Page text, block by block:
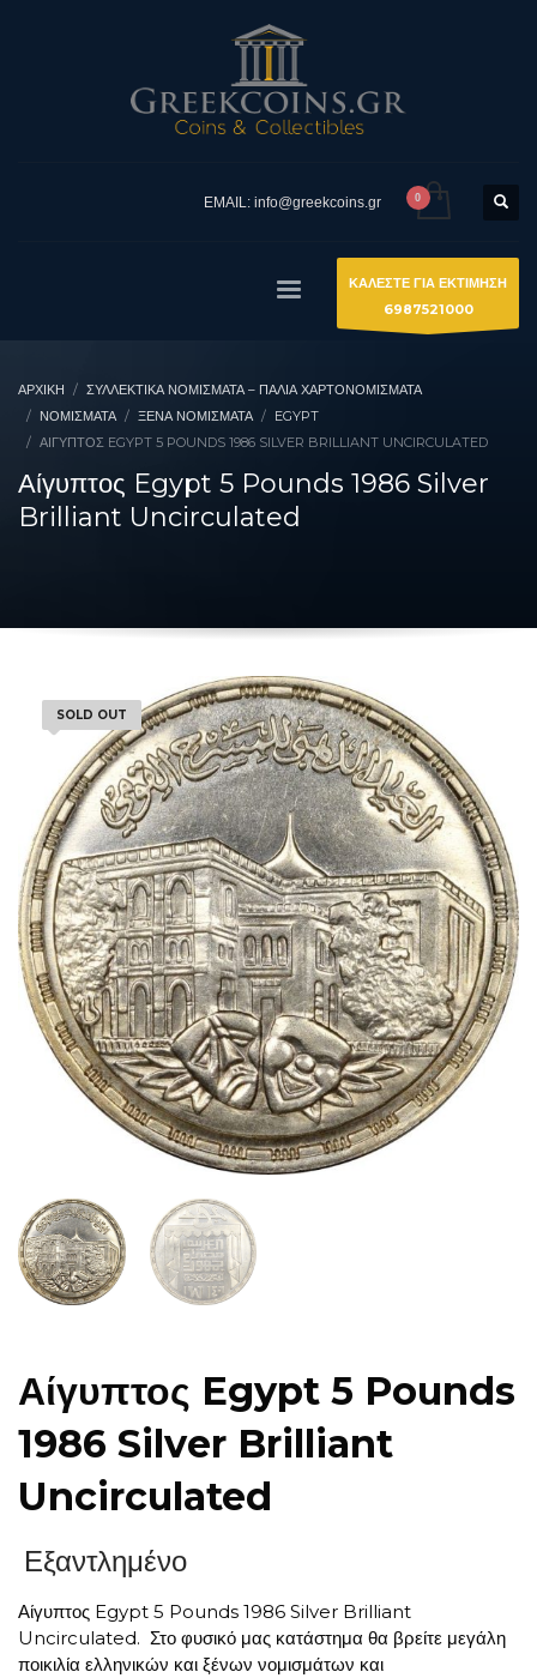
EMAIL: info@greekcoins.gr
ΚΑΛΕΣΤΕ ΓΙΑ ΕΚΤΙΜΗΣΗ
6987521000
ΑΡΧΙΚΉ
ΣΥΛΛΕΚΤΙΚΆ ΝΟΜΊΣΜΑΤΑ – ΠΑΛΙΆ ΧΑΡΤΟΝΟΜΊΣΜΑΤΑ
ΝΟΜΙΣΜΑΤΑ
ΞΈΝΑ ΝΟΜΊΣΜΑΤΑ
EGYPT
ΑΊΓΥΠΤΟΣ EGYPT 5 POUNDS 1986 SILVER BRILLIANT UNCIRCULATED
Αίγυπτος Egypt 5 Pounds 1986 Silver
Brilliant Uncirculated
SOLD OUT
Αίγυπτος Egypt 5 Pounds
1986 Silver Brilliant
Uncirculated
Εξαντλημένο
Αίγυπτος Egypt 5 Pounds 1986 Silver Brilliant
Uncirculated. Στο φυσικό μας κατάστημα θα βρείτε μεγάλη
ποικιλία ελληνικών και ξένων νομισμάτων και